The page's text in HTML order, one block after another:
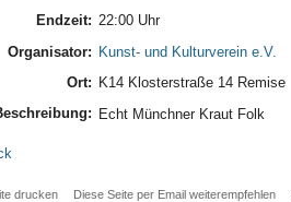
Endzeit: 22:00 Uhr
Organisator: Kunst- und Kulturverein e.V.
Ort: K14 Klosterstraße 14 Remise
Echt Münchner Kraut Folk
drucken Diese Seite per Email weiterempfehlen